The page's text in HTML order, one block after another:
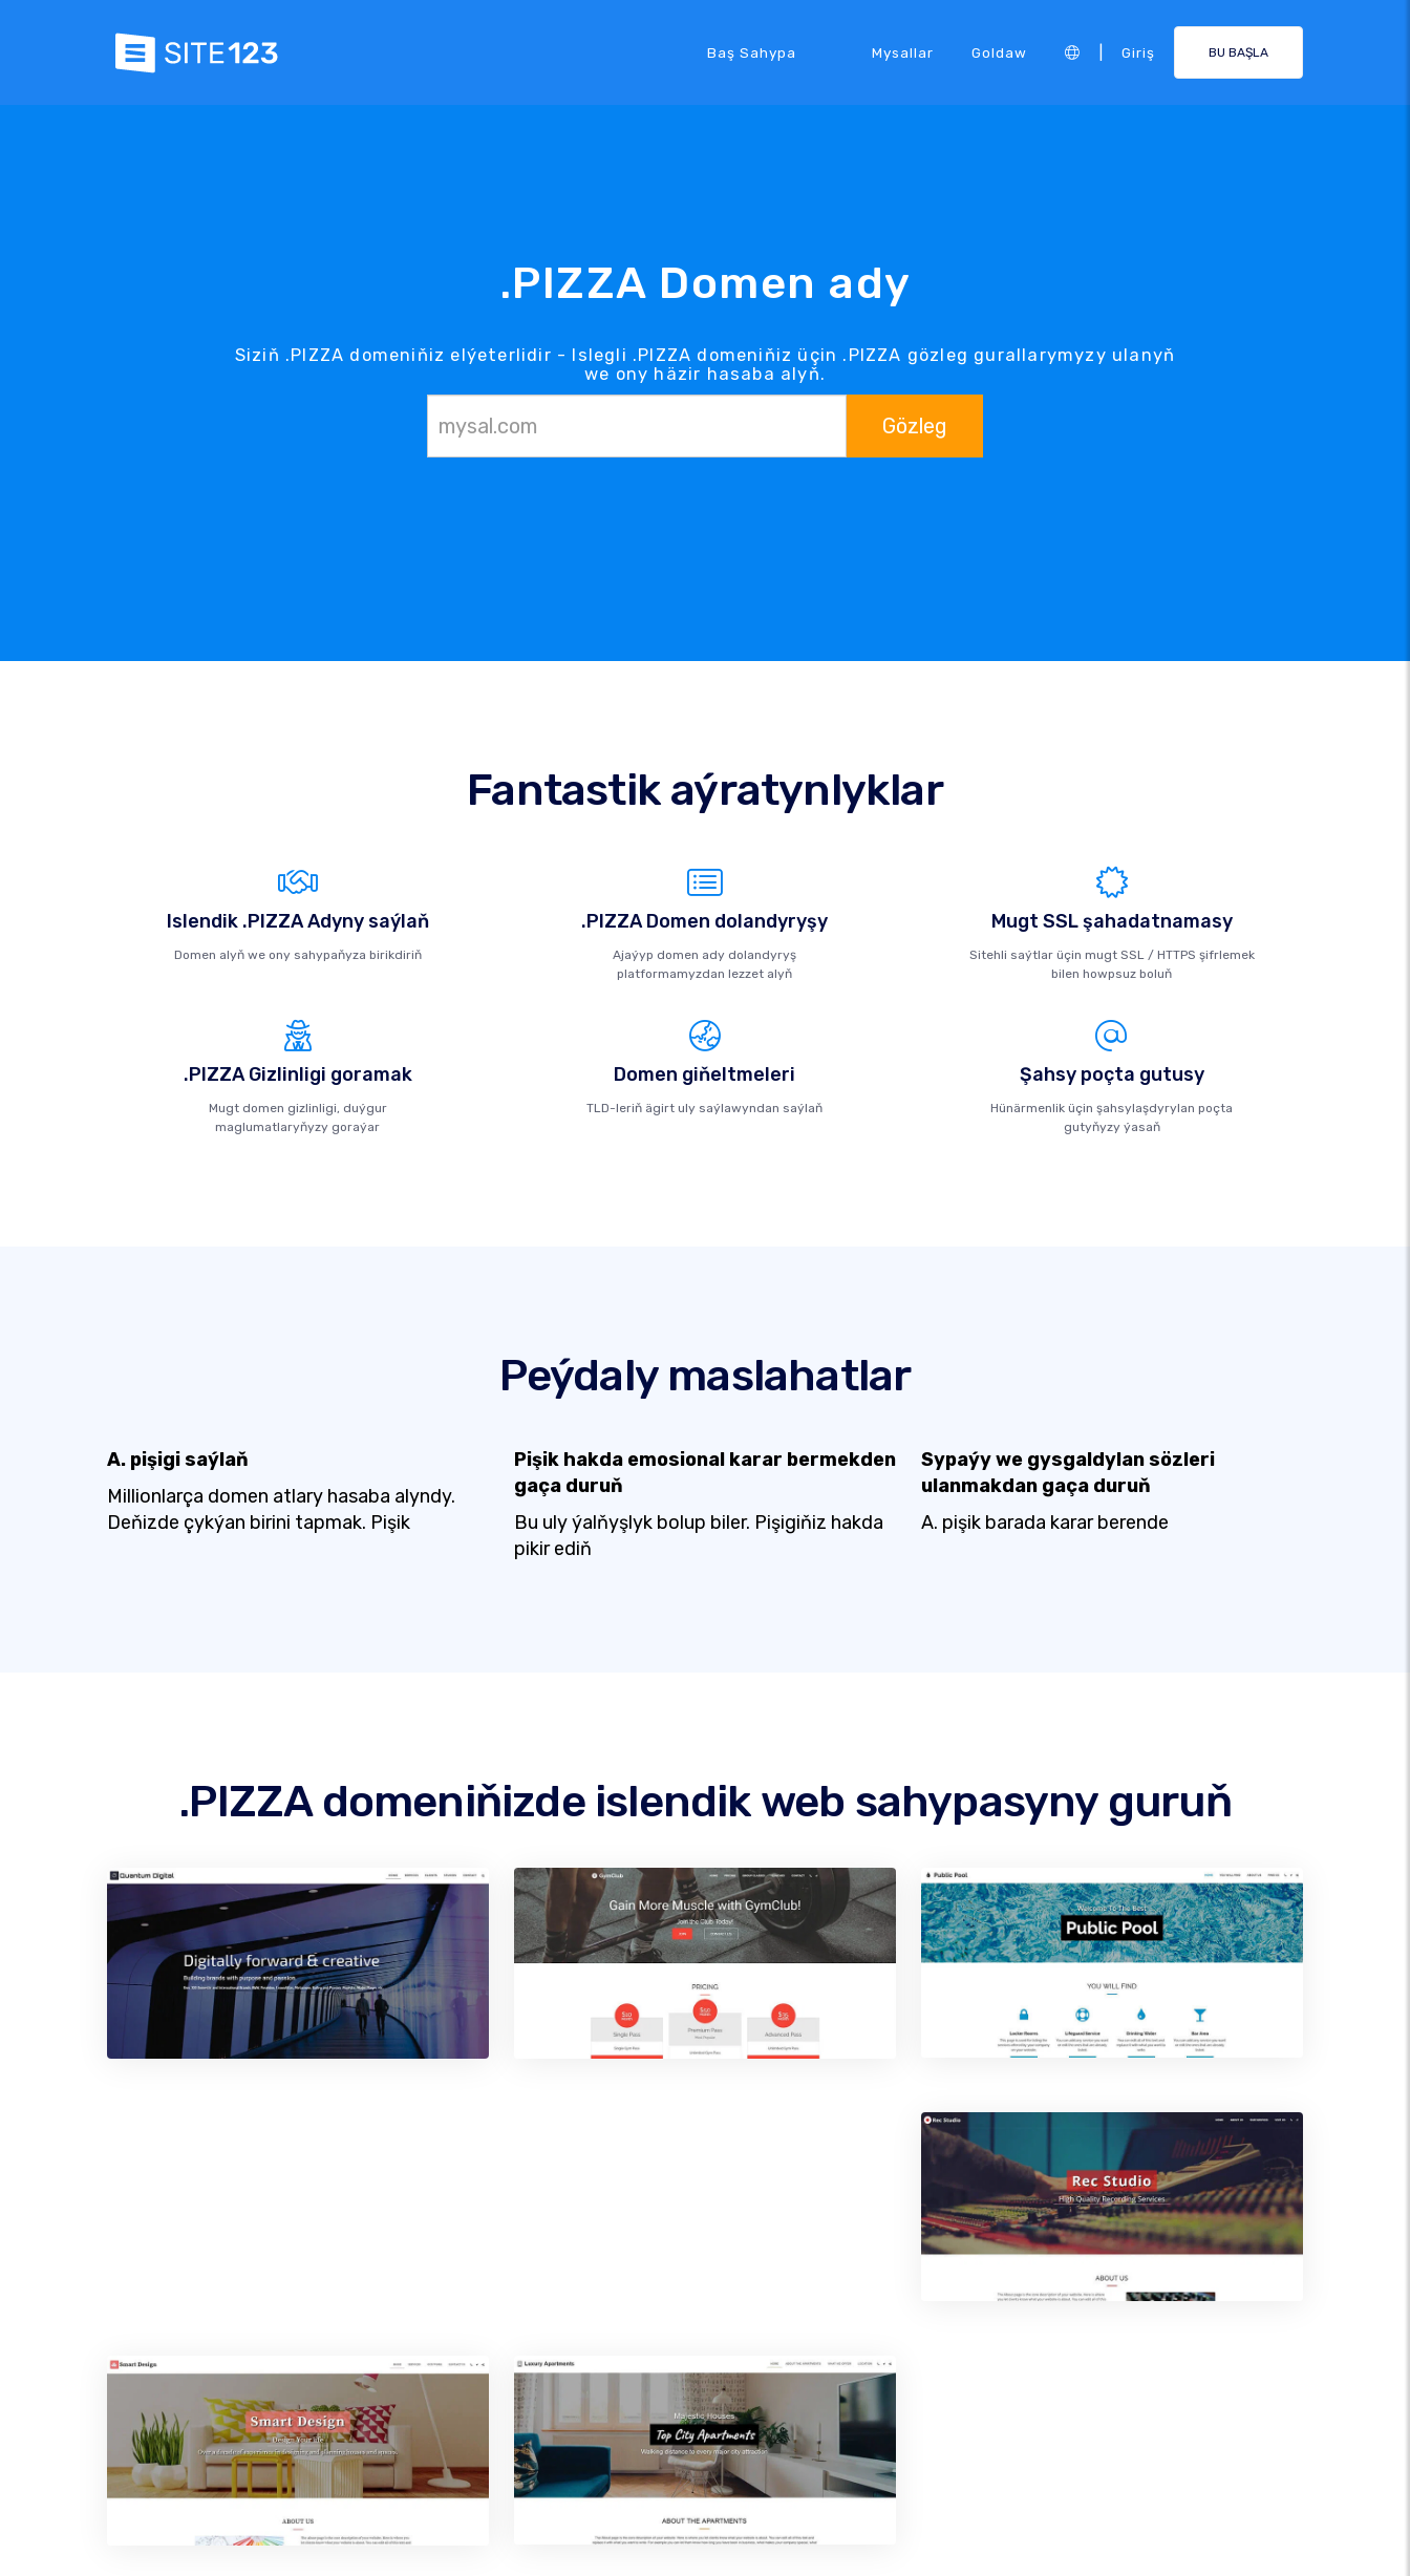
Baş Sahypa Mysallar Goldaw Giriş BU BAŞLA
.PIZZA Domen ady
Siziň .PIZZA domeniňiz elýeterlidir - Islegli .PIZZA domeniňiz üçin .PIZZA gözleg gurallarymyzy ulanyň
we ony häzir hasaba alyň.
Gözleg
Fantastik aýratynlyklar
Islendik .PIZZA Adyny saýlaň
Domen alyň we ony sahypaňyza birikdiriň
.PIZZA Domen dolandyryşy
Ajaýyp domen ady dolandyryş
platformamyzdan lezzet alyň
Mugt SSL şahadatnamasy
Sitehli saýtlar üçin mugt SSL / HTTPS şifrlemek
bilen howpsuz boluň
.PIZZA Gizlinligi goramak
Mugt domen gizlinligi, duýgur
maglumatlaryňyzy goraýar
Domen giňeltmeleri
TLD-leriň ägirt uly saýlawyndan saýlaň
Şahsy poçta gutusy
Hünärmenlik üçin şahsylaşdyrylan poçta
gutyňyzy ýasaň
Peýdaly maslahatlar
A. pişigi saýlaň
Millionlarça domen atlary hasaba alyndy.
Deňizde çykýan birini tapmak. Pişik
Pişik hakda emosional karar bermekden
gaça duruň
Bu uly ýalňyşlyk bolup biler. Pişigiňiz hakda
pikir ediň
Sypaýy we gysgaldylan sözleri
ulanmakdan gaça duruň
A. pişik barada karar berende
.PIZZA domeniňizde islendik web sahypasyny guruň